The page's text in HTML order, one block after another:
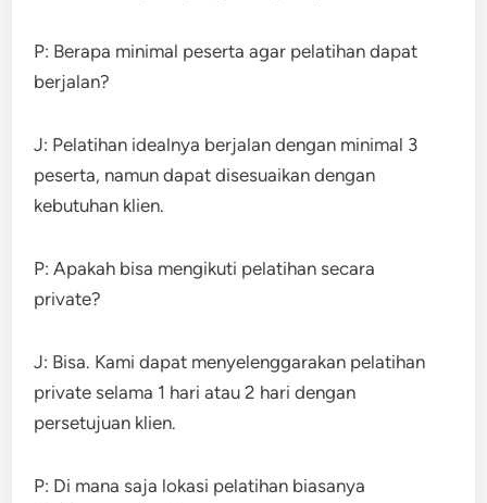
P: Berapa minimal peserta agar pelatihan dapat
berjalan?
J: Pelatihan idealnya berjalan dengan minimal 3
peserta, namun dapat disesuaikan dengan
kebutuhan klien.
P: Apakah bisa mengikuti pelatihan secara
private?
J: Bisa. Kami dapat menyelenggarakan pelatihan
private selama 1 hari atau 2 hari dengan
persetujuan klien.
P: Di mana saja lokasi pelatihan biasanya